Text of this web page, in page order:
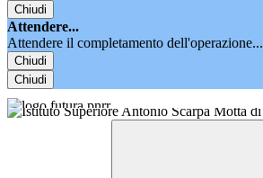
Chiudi
Attendere...
Attendere il completamento dell'operazione...
Chiudi
Chiudi